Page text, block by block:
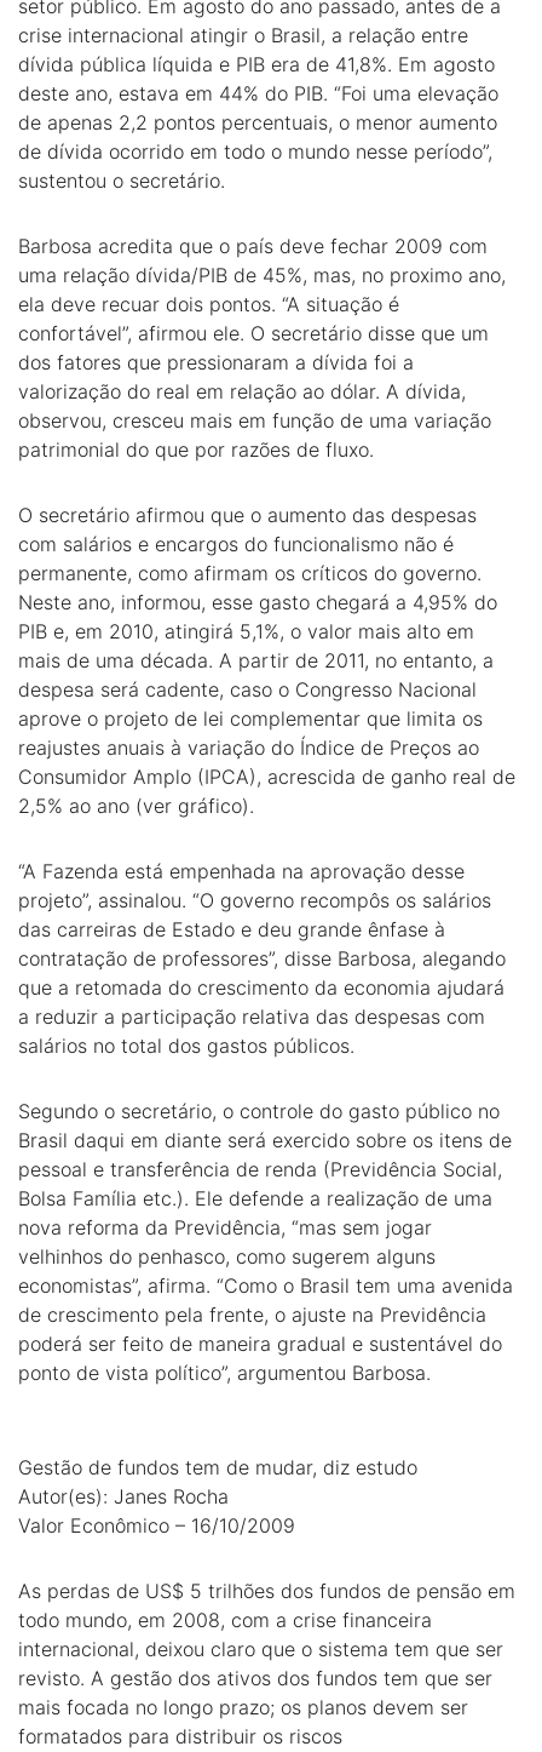
setor público. Em agosto do ano passado, antes de a
crise internacional atingir o Brasil, a relação entre
dívida pública líquida e PIB era de 41,8%. Em agosto
deste ano, estava em 44% do PIB. “Foi uma elevação
de apenas 2,2 pontos percentuais, o menor aumento
de dívida ocorrido em todo o mundo nesse período”,
sustentou o secretário.
Barbosa acredita que o país deve fechar 2009 com
uma relação dívida/PIB de 45%, mas, no proximo ano,
ela deve recuar dois pontos. “A situação é
confortável”, afirmou ele. O secretário disse que um
dos fatores que pressionaram a dívida foi a
valorização do real em relação ao dólar. A dívida,
observou, cresceu mais em função de uma variação
patrimonial do que por razões de fluxo.
O secretário afirmou que o aumento das despesas
com salários e encargos do funcionalismo não é
permanente, como afirmam os críticos do governo.
Neste ano, informou, esse gasto chegará a 4,95% do
PIB e, em 2010, atingirá 5,1%, o valor mais alto em
mais de uma década. A partir de 2011, no entanto, a
despesa será cadente, caso o Congresso Nacional
aprove o projeto de lei complementar que limita os
reajustes anuais à variação do Índice de Preços ao
Consumidor Amplo (IPCA), acrescida de ganho real de
2,5% ao ano (ver gráfico).
“A Fazenda está empenhada na aprovação desse
projeto”, assinalou. “O governo recompôs os salários
das carreiras de Estado e deu grande ênfase à
contratação de professores”, disse Barbosa, alegando
que a retomada do crescimento da economia ajudará
a reduzir a participação relativa das despesas com
salários no total dos gastos públicos.
Segundo o secretário, o controle do gasto público no
Brasil daqui em diante será exercido sobre os itens de
pessoal e transferência de renda (Previdência Social,
Bolsa Família etc.). Ele defende a realização de uma
nova reforma da Previdência, “mas sem jogar
velhinhos do penhasco, como sugerem alguns
economistas”, afirma. “Como o Brasil tem uma avenida
de crescimento pela frente, o ajuste na Previdência
poderá ser feito de maneira gradual e sustentável do
ponto de vista político”, argumentou Barbosa.
Gestão de fundos tem de mudar, diz estudo
Autor(es): Janes Rocha
Valor Econômico – 16/10/2009
As perdas de US$ 5 trilhões dos fundos de pensão em
todo mundo, em 2008, com a crise financeira
internacional, deixou claro que o sistema tem que ser
revisto. A gestão dos ativos dos fundos tem que ser
mais focada no longo prazo; os planos devem ser
formatados para distribuir os riscos